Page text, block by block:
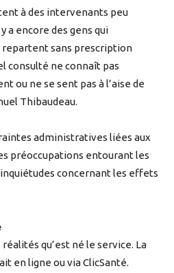
à des intervenants peu
a encore des gens qui
repartent sans prescription
consulté ne connaît pas
ou ne se sent pas à l’aise de
Thibaudeau.
administratives liées aux
préoccupations entourant les
concernant les effets
qu’est né le service. La
en ligne ou via ClicSanté.